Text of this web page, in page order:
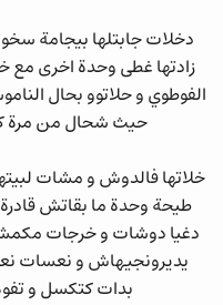
دخلات جابتلها بيجامة
زادتها غطى وحدة اخرى مع
الفوطوي و حلاتوو بحال
حيث شحال من مرة
خلاتها فالدوش و مشات
طيحة وحدة ما بقاتش قادرة
دغيا دوشات و خرجات
يديرونجيهاش و نعسات
بدات كتكسل و